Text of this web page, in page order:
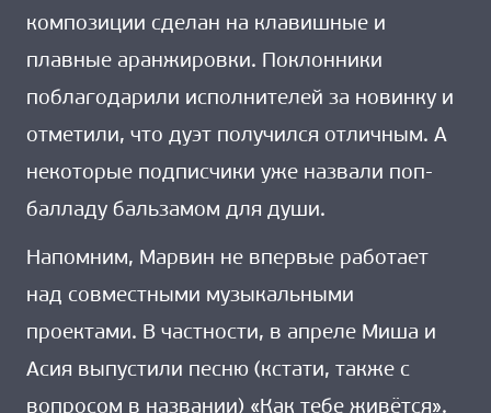
композиции сделан на клавишные и
плавные аранжировки. Поклонники
поблагодарили исполнителей за новинку и
отметили, что дуэт получился отличным. А
некоторые подписчики уже назвали поп-
балладу бальзамом для души.
Напомним, Марвин не впервые работает
над совместными музыкальными
проектами. В частности, в апреле Миша и
Асия выпустили песню (кстати, также с
вопросом в названии) «Как тебе живётся».